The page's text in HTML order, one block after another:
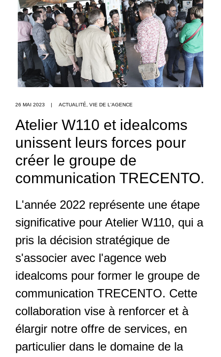
26 MAI 2023 | ACTUALITÉ VIE DE L'AGENCE
Atelier W110 et idealcoms
unissent leurs forces pour
créer le groupe de
communication TRECENTO.
L'année 2022 représente une étape
significative pour Atelier W110, qui a
pris la décision stratégique de
s'associer avec l'agence web
idealcoms pour former le groupe de
communication TRECENTO. Cette
collaboration vise à renforcer et à
élargir notre offre de services, en
particulier dans le domaine de la